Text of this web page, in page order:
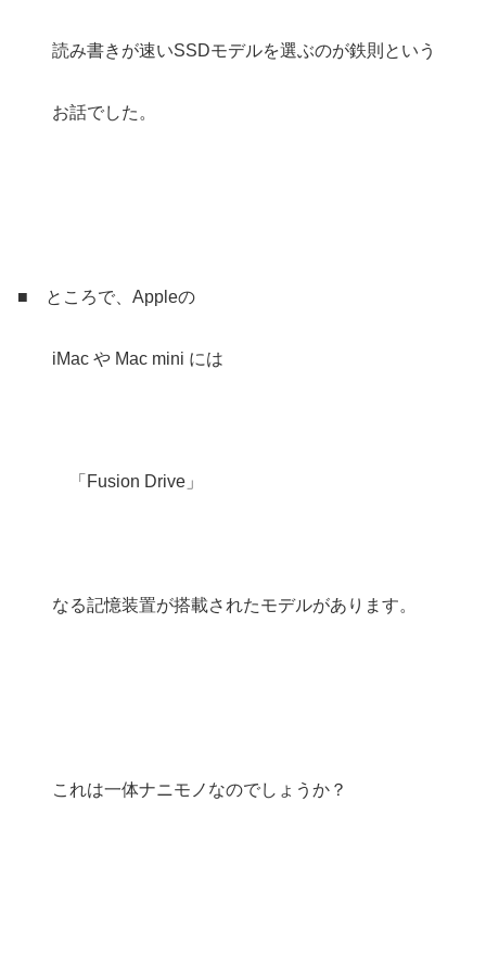
読み書きが速いSSDモデルを選ぶのが鉄則という
お話でした。
■ ところで、Appleの
iMac や Mac mini には
「Fusion Drive」
なる記憶装置が搭載されたモデルがあります。
これは一体ナニモノなのでしょうか？